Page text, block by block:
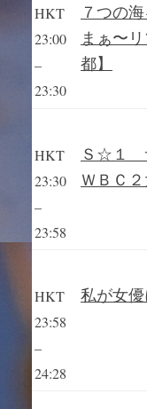
HKT
23:00
–
23:30
７つの
まぁ〜
都】
HKT
23:30
–
23:58
Ｓ☆１
ＷＢＣ
HKT
23:58
–
24:28
私が女